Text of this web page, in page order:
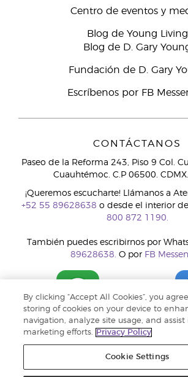
Centro de eventos y
Blog de Young Living
Blog de D. Gary
Fundación de D. Gary
Escríbenos por FB
CONTÁCTANOS
Paseo de la Reforma 243, Piso 9 Col.
Cuauhtémoc. C.P 06500.
¡Queremos escucharte! Llámanos a
+52 55 89628638 o desde el interior
800 872 1190.
También puedes escribirnos por
89628638. O por FB
By clicking “Accept All Cookies”, you
storing of cookies on your device to
navigation, analyze site usage, and assist
marketing efforts.
Privacy Policy
Cookie Settings